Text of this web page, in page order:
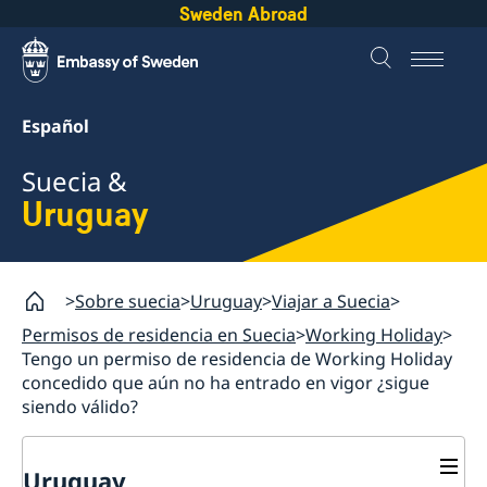
Sweden Abroad
Español
Suecia &
Uruguay
Sobre suecia Uruguay Viajar a Suecia
Permisos de residencia en Suecia Working Holiday
Tengo un permiso de residencia de Working Holiday
concedido que aún no ha entrado en vigor ¿sigue
siendo válido?
Uruguay